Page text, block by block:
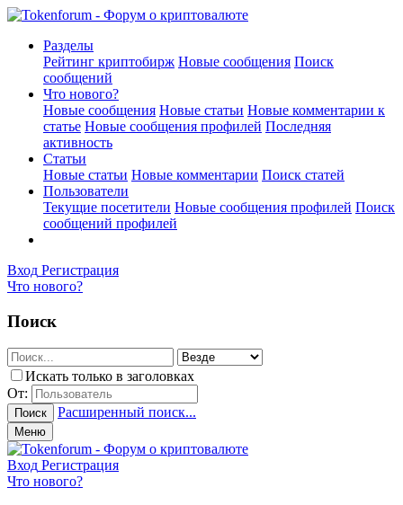
Разделы
Рейтинг криптобирж Новые сообщения Поиск
сообщений
Что нового?
Новые сообщения Новые статьи Новые комментарии к
статье Новые сообщения профилей Последняя
активность
Статьи
Новые статьи Новые комментарии Поиск статей
Пользователи
Текущие посетители Новые сообщения профилей Поиск
сообщений профилей
Вход Регистрация
Что нового?
Поиск
Искать только в заголовках
От:
Поиск Расширенный поиск...
Меню
Вход Регистрация
Что нового?